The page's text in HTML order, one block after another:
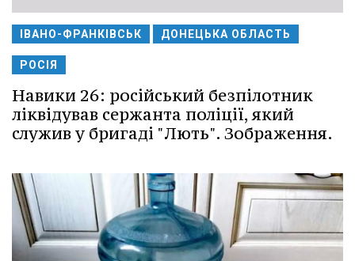
ІВАНО-ФРАНКІВСЬК ДОНЕЦЬКА ОБЛАСТЬ
РОСІЯ
Навики 26: російський безпілотник
ліквідував сержанта поліції, який
служив у бригаді "Лють". Зображення.